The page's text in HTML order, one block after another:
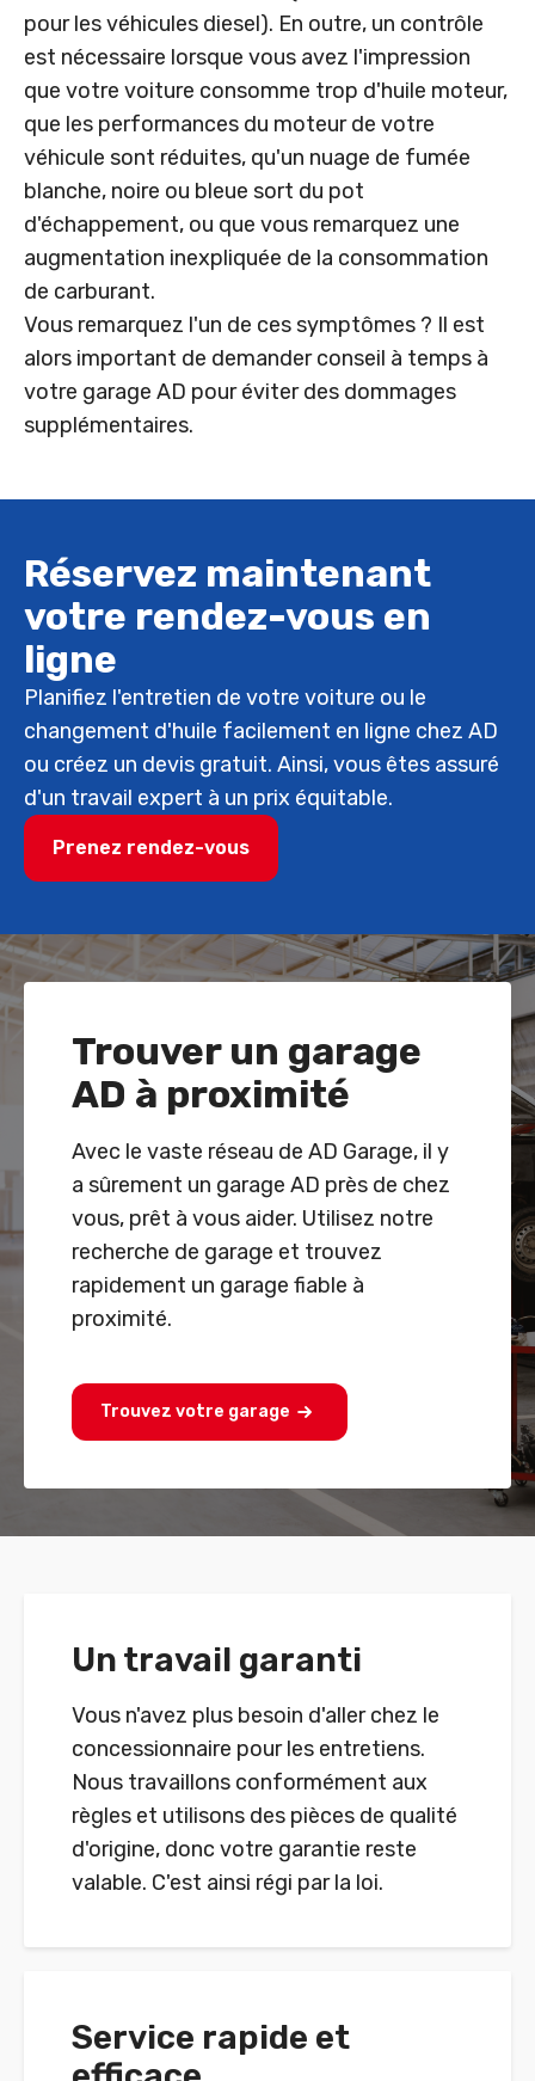
pour les véhicules diesel). En outre, un contrôle
est nécessaire lorsque vous avez l'impression
que votre voiture consomme trop d'huile moteur,
que les performances du moteur de votre
véhicule sont réduites, qu'un nuage de fumée
blanche, noire ou bleue sort du pot
d'échappement, ou que vous remarquez une
augmentation inexpliquée de la consommation
de carburant.
Vous remarquez l'un de ces symptômes ? Il est
alors important de demander conseil à temps à
votre garage AD pour éviter des dommages
supplémentaires.
Réservez maintenant
votre rendez-vous en
ligne
Planifiez l'entretien de votre voiture ou le
changement d'huile facilement en ligne chez AD
ou créez un devis gratuit. Ainsi, vous êtes assuré
d'un travail expert à un prix équitable.
Prenez rendez-vous
Trouver un garage
AD à proximité
Avec le vaste réseau de AD Garage, il y
a sûrement un garage AD près de chez
vous, prêt à vous aider. Utilisez notre
recherche de garage et trouvez
rapidement un garage fiable à
proximité.
Trouvez votre garage
Un travail garanti
Vous n'avez plus besoin d'aller chez le
concessionnaire pour les entretiens.
Nous travaillons conformément aux
règles et utilisons des pièces de qualité
d'origine, donc votre garantie reste
valable. C'est ainsi régi par la loi.
Service rapide et